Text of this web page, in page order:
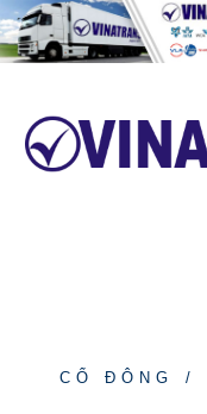
CỔ ĐÔNG